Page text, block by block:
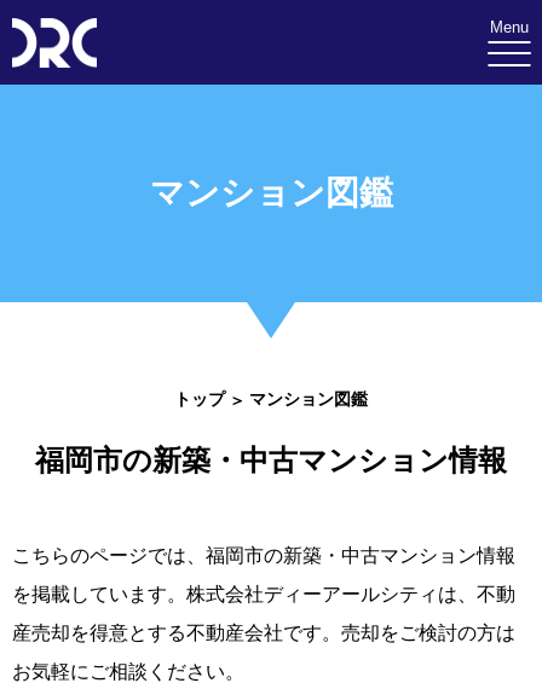
Menu
マンション図鑑
トップ マンション図鑑
福岡市の新築・中古マンション情報
こちらのページでは、福岡市の新築・中古マンション情報
を掲載しています。株式会社ディーアールシティは、不動
産売却を得意とする不動産会社です。売却をご検討の方は
お気軽にご相談ください。